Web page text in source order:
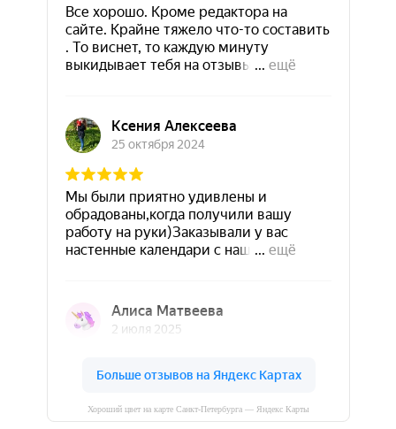
Хороший цвет на карте Санкт‑Петербурга — Яндекс Карты